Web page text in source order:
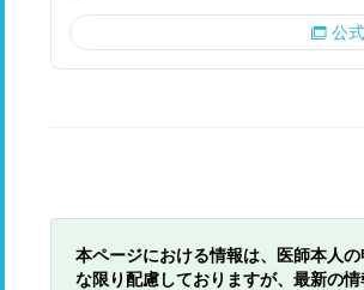
公
本ページにおける情報は、医師本人
な限り配慮しておりますが、最新の